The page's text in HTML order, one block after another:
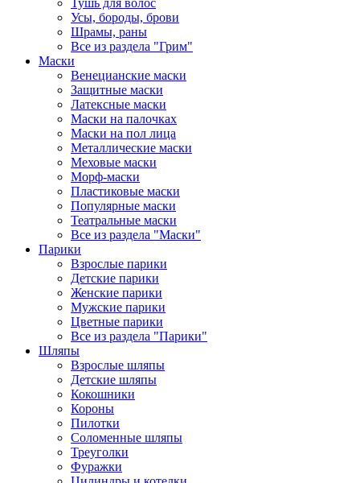
Тушь для волос
Усы, бороды, брови
Шрамы, раны
Все из раздела "Грим"
Маски
Венецианские маски
Защитные маски
Латексные маски
Маски на палочках
Маски на пол лица
Металлические маски
Меховые маски
Морф-маски
Пластиковые маски
Популярные маски
Театральные маски
Все из раздела "Маски"
Парики
Взрослые парики
Детские парики
Женские парики
Мужские парики
Цветные парики
Все из раздела "Парики"
Шляпы
Взрослые шляпы
Детские шляпы
Кокошники
Короны
Пилотки
Соломенные шляпы
Треуголки
Фуражки